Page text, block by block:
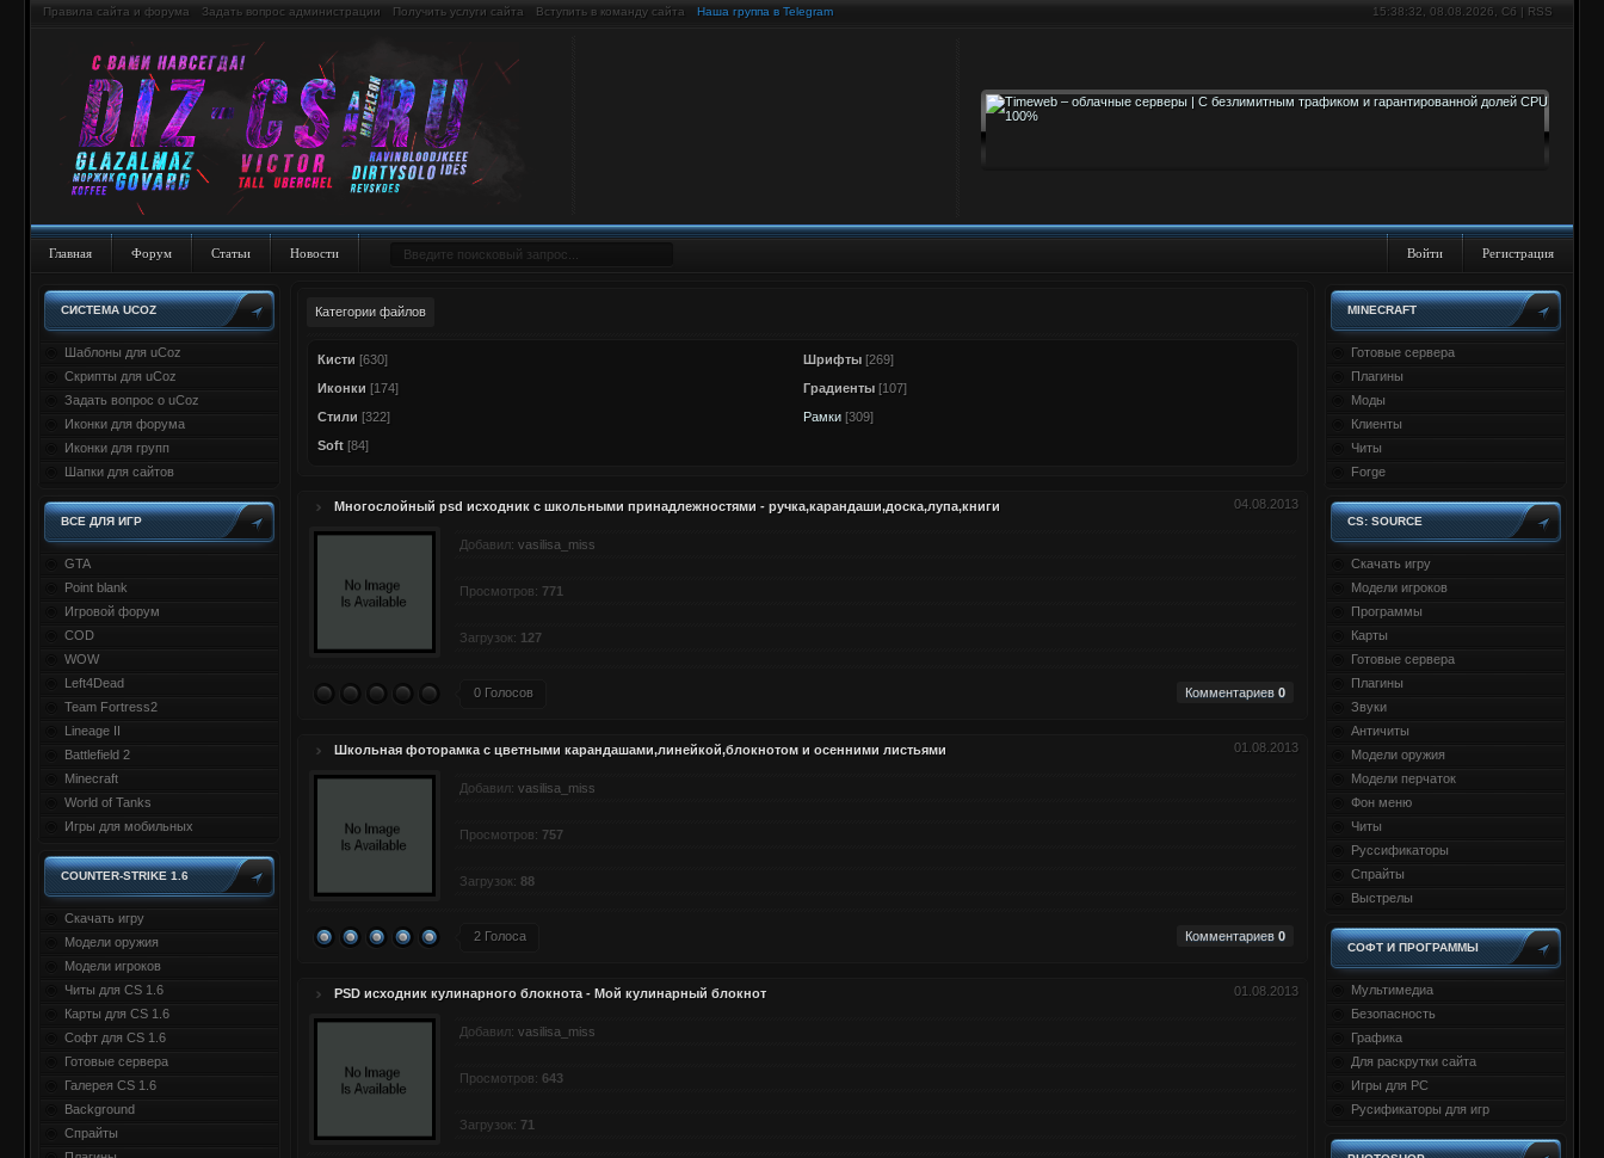
15:38:33 , 08.08.2026, Сб | RSS
Правила сайта и форума Задать вопрос администрации Получить услуги сайта Вступить в команду сайта Наша группа в Telegram
Войти Регистрация
Главная Форум Статьи Новости
MINECRAFT
Готовые сервера
Плагины
Моды
Клиенты
Читы
Forge
CS: SOURCE
Скачать игру
Модели игроков
Программы
Карты
Готовые сервера
Плагины
Звуки
Античиты
Модели оружия
Модели перчаток
Фон меню
Читы
Руссификаторы
Спрайты
Выстрелы
СОФТ И ПРОГРАММЫ
Мультимедиа
Безопасность
Графика
Для раскрутки сайта
Игры для PC
Русификаторы для игр
СИСТЕМА UCOZ
Шаблоны для uCoz
Скрипты для uCoz
Задать вопрос о uCoz
Иконки для форума
Иконки для групп
Шапки для сайтов
ВСЕ ДЛЯ ИГР
GTA
Point blank
Игровой форум
COD
WOW
Left4Dead
Team Fortress2
Lineage II
Battlefield 2
Minecraft
World of Tanks
Игры для мобильных
COUNTER-STRIKE 1.6
Скачать игру
Модели оружия
Модели игроков
Читы для CS 1.6
Карты для CS 1.6
Софт для CS 1.6
Готовые сервера
Галерея CS 1.6
Background
Спрайты
Категории файлов
Кисти [630] Шрифты [269]
Иконки [174] Градиенты [107]
Стили [322] Рамки [309]
Soft [84]
04.08.2013
Многослойный psd исходник с школьными принадлежностями - ручка,карандаши,доска,лупа,книги
Добавил: vasilisa_miss
Просмотров: 771
Загрузок: 127
Комментариев 0
0 Голосов
01.08.2013
Школьная фоторамка с цветными карандашами,линейкой,блокнотом и осенними листьями
Добавил: vasilisa_miss
Просмотров: 757
Загрузок: 88
Комментариев 0
2 Голоса
01.08.2013
PSD исходник кулинарного блокнота - Мой кулинарный блокнот
Добавил: vasilisa_miss
Просмотров: 643
Загрузок: 71